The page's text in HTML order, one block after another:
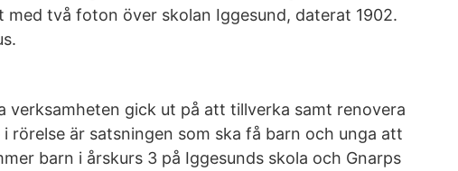
två foton över skolan Iggesund, daterat 1902.
verksamheten gick ut på att tillverka samt renovera
i rörelse är satsningen som ska få barn och unga att
barn i årskurs 3 på Iggesunds skola och Gnarps